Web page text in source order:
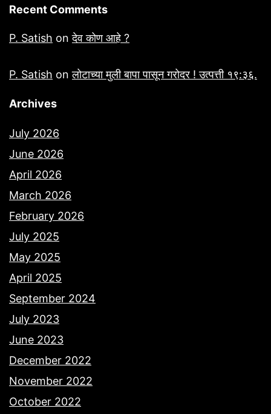
Recent Comments
P. Satish onदेव कोण आहे ?
P. Satish onलोटाच्या मुली बापा पासून गरोदर ! उत्पत्ती १९:३६.
Archives
July 2026
June 2026
April 2026
March 2026
February 2026
July 2025
May 2025
April 2025
September 2024
July 2023
June 2023
December 2022
November 2022
October 2022